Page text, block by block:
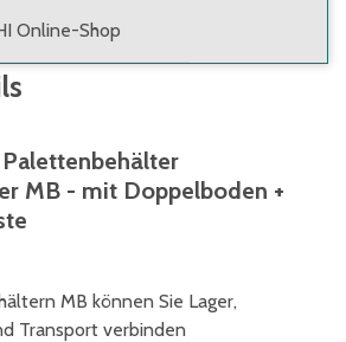
Online-Shop
MB - mit Doppelboden +
MB können Sie Lager,
Transport verbinden